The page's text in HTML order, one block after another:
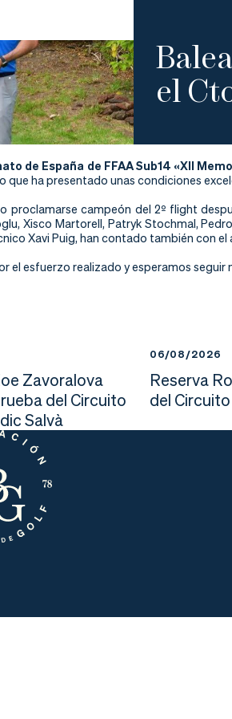
el
de España de FFAA Sub14 «XII
que ha presentado unas condiciones
proclamarse campeón del 2º flight
Xisco Martorell, Patryk Stochmal,
Xavi Puig, han contado también con
el esfuerzo realizado y esperamos seguir
Zavoralova
del Circuito
Salvà
06/08/2026
Reserva
del